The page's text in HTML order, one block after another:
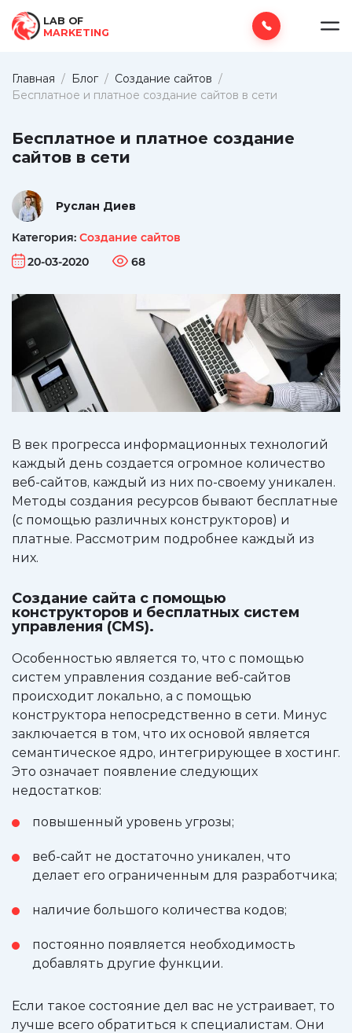
LAB OF
MARKETING
Главная / Блог / Создание сайтов /
Бесплатное и платное создание сайтов в сети
Бесплатное и платное создание
сайтов в сети
Руслан Диев
Категория: Создание сайтов
20-03-2020
68
В век прогресса информационных технологий
каждый день создается огромное количество
веб-сайтов, каждый из них по-своему уникален.
Методы создания ресурсов бывают бесплатные
(с помощью различных конструкторов) и
платные. Рассмотрим подробнее каждый из
них.
Создание сайта с помощью
конструкторов и бесплатных систем
управления (CMS).
Особенностью является то, что с помощью
систем управления создание веб-сайтов
происходит локально, а с помощью
конструктора непосредственно в сети. Минус
заключается в том, что их основой является
семантическое ядро, интегрирующее в хостинг.
Это означает появление следующих
недостатков:
повышенный уровень угрозы;
веб-сайт не достаточно уникален, что
делает его ограниченным для разработчика;
наличие большого количества кодов;
постоянно появляется необходимость
добавлять другие функции.
Если такое состояние дел вас не устраивает, то
лучше всего обратиться к специалистам. Они